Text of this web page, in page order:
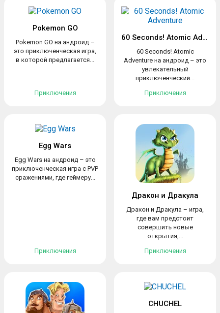
Pokemon GO
Pokemon GO на андроид –
это приключенческая игра,
в которой предлагается...
Приключения
60 Seconds! Atomic Adventure
60 Seconds! Atomic
Adventure на андроид – это
увлекательный
приключенческий...
Приключения
Egg Wars
Egg Wars на андроид – это
приключенческая игра с PVP
сражениями, где геймеру...
Приключения
Дракон и Дракула
Дракон и Дракула – игра,
где вам предстоит
совершить новые
открытия,...
Приключения
CHUCHEL